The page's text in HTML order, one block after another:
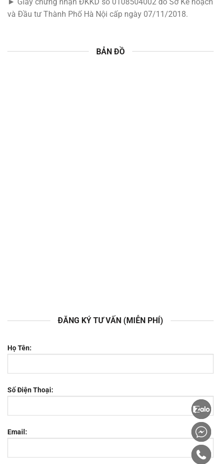
và Đầu tư Thành Phố Hà Nội cấp ngày 07/11/2018.
BẢN ĐỒ
ĐĂNG KÝ TƯ VẤN (MIỄN PHÍ)
Họ Tên:
Số Điện Thoại:
Email: